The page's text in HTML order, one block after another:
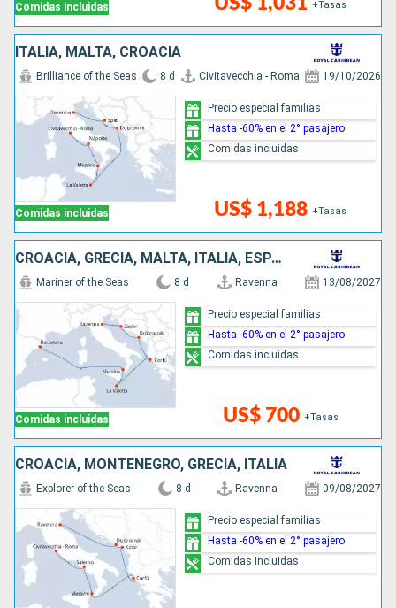
Comidas incluidas +Tasas
ITALIA, MALTA, CROACIA
Comidas incluidas
Brilliance of the Seas 8 d Civitavecchia - Roma 19/10/2026
US$ 1,188 +Tasas
Precio especial familias
Hasta -60% en el 2° pasajero
Comidas incluidas
CROACIA, GRECIA, MALTA, ITALIA, ESPAÑA
Comidas incluidas
Mariner of the Seas 8 d Ravenna 13/08/2027
US$ 700 +Tasas
Precio especial familias
Hasta -60% en el 2° pasajero
Comidas incluidas
CROACIA, MONTENEGRO, GRECIA, ITALIA
Explorer of the Seas 8 d Ravenna 09/08/2027
Precio especial familias
Hasta -60% en el 2° pasajero
Comidas incluidas